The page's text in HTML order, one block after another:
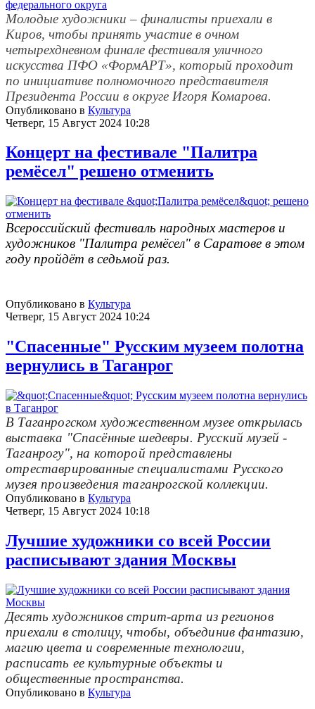
Молодые художники – финалисты приехали в
Киров, чтобы принять участие в очном
четырехдневном финале фестиваля уличного
искусства ПФО «ФормАРТ», который проходит
по инициативе полномочного представителя
Президента России в округе Игоря Комарова.
Опубликовано в Культура
Четверг, 15 Август 2024 10:28
Концерт на фестивале "Палитра
ремёсел" решено отменить
Всероссийский фестиваль народных мастеров и
художников "Палитра ремёсел" в Саратове в этом
году пройдёт в седьмой раз.
Опубликовано в Культура
Четверг, 15 Август 2024 10:24
"Спасенные" Русским музеем полотна
вернулись в Таганрог
В Таганрогском художественном музее открылась
выставка "Спасённые шедевры. Русский музей -
Таганрогу", на которой представлены
отреставрированные специалистами Русского
музея произведения таганрогской коллекции.
Опубликовано в Культура
Четверг, 15 Август 2024 10:18
Лучшие художники со всей России
расписывают здания Москвы
Десять художников стрит-арта из регионов
приехали в столицу, чтобы, объединив фантазию,
магию цвета и современные технологии,
расписать ее культурные объекты и
общественные пространства.
Опубликовано в Культура